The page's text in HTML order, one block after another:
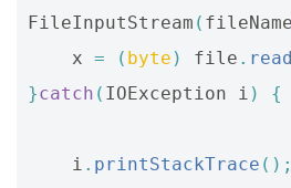
FileInputStream ( fileName
x = ( byte ) file . read
}catch ( IOException i ) {
i . printStackTrace ();